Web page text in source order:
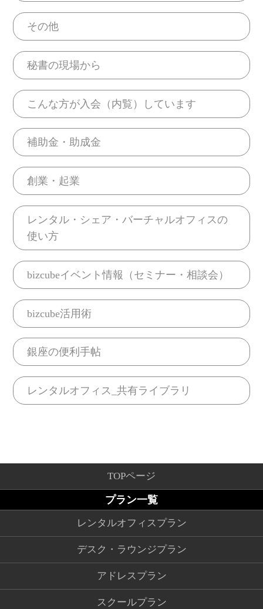
その他
秘書の現場から
こんな方が入会（内覧）しています
補助金・助成金
創業・起業
レンタル・シェア・バーチャルオフィスの
使い方
bizcubeイベント情報（セミナー・相談会）
bizcube活用術
銀座の便利手帖
レンタルオフィス_共有ライブラリ
TOPページ
プラン一覧
レンタルオフィスプラン
デスク・ラウンジプラン
アドレスプラン
スクールプラン